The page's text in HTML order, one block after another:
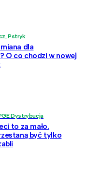
Pstryk
dla
O co chodzi w nowej
Dystrybucja
to za mało.
być tylko